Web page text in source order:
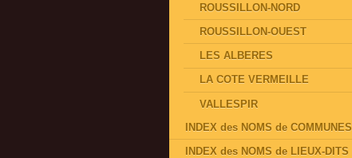
ROUSSILLON-NORD
ROUSSILLON-OUEST
LES ALBERES
LA COTE VERMEILLE
VALLESPIR
INDEX des NOMS de COMMUNES
INDEX des NOMS de LIEUX-DITS